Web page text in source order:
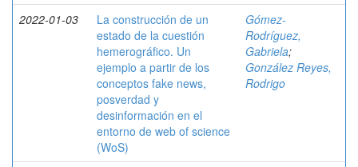
2022-01-03
La construcción de un
estado de la cuestión
hemerográfico. Un
ejemplo a partir de los
conceptos fake news,
posverdad y
desinformación en el
entorno de web of science
(WoS)
Gómez-
Rodríguez,
Gabriela;
González Reyes,
Rodrigo